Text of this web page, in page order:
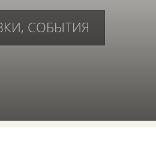
СОБЫТИЯ